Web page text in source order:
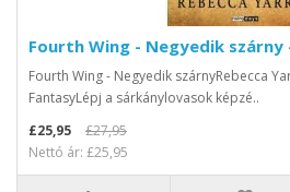
Fourth Wing - Negyedik szárny
Fourth Wing - Negyedik szárnyRebecca
FantasyLépj a sárkánylovasok képzé..
£25,95
£27,95
Nettó ár: £25,95